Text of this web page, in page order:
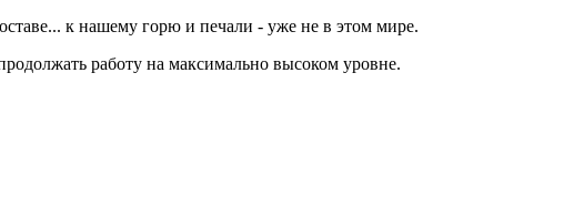
к нашему горю и печали - уже не в этом мире.
работу на максимально высоком уровне.